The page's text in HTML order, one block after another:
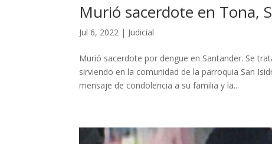
Murió sacerdote en Tona,
Jul 6, 2022 | Judicial
Murió sacerdote por dengue en Santander. Se
sirviendo en la comunidad de la parroquia San
mensaje de condolencia a su familia y la...